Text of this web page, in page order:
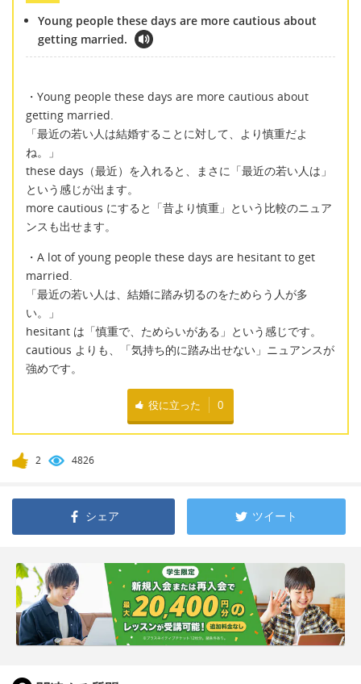
Young people these days are more cautious about
getting married.
・Young people these days are more cautious about
getting married.
「最近の若い人は結婚することに対して、より慎重だよ
ね。」
these days（最近）を入れると、まさに「最近の若い人は」
という感じが出ます。
more cautious にすると「昔より慎重」という比較のニュア
ンスも出せます。
・A lot of young people these days are hesitant to get
married.
「最近の若い人は、結婚に踏み切るのをためらう人が多
い。」
hesitant は「慎重で、ためらいがある」という感じです。
cautious よりも、「気持ち的に踏み出せない」ニュアンスが
強めです。
役に立った 0
2 4826
シェア ツイート